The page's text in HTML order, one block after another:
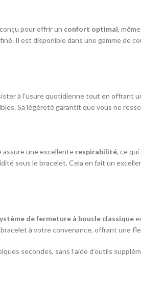
pour offrir un confort optimal,
Il est disponible dans une gamme de
à l’usure quotidienne tout en offrant
Sa légèreté garantit que vous ne
assure une excellente respirabilité, ce
sous le bracelet. Cela en fait un
de fermeture à boucle classique
à votre convenance, offrant une
secondes, sans l’aide d’outils